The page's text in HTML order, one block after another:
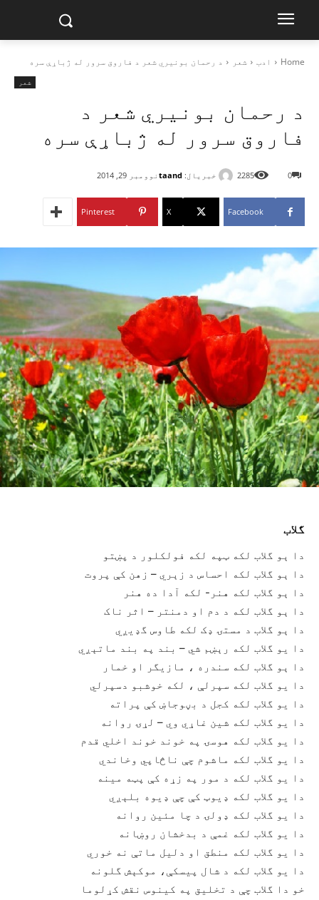
Home ادب شعر د رحمان بونیري شعر د فاروق سرور له ژباړې سره
شعر
د رحمان بونیري شعر د
فاروق سرور له ژباړې سره
خبریال: taand نوومبر 29, 2014 0
2285
Facebook
X
Pinterest
گلاب
دا ېو گلاب لکه ټپه لکه فولکلور د پښتو
دا ېو گلاب لکه احساس د زېري – زهن کې پروت
دا ېو گلاب لکه هنر- لکه آدا ده هنر
دا ېو گلاب لکه د دم او دمنتر – اثر ناک
دا ېو گلاب د مستۍ ډک لکه طاوس گډیږي
دا یو گلاب لکه رېښم شي – بند په بند ماتېږي
دا ېو گلاب لکه سندره ، مازيگر او خمار
دا یو گلاب لکه سپرلې ، لکه خوشبو دسپرلي
دا یو گلاب لکه کجل د بڼوجاښ کې پراته
دا یو گلاب لکه شين غاړي وي – لړۍ روانه
دا یو گلاب لکه هوسۍ په خوند خوند اخلي قدم
دا یو گلاب لکه ماشوم چې ناڅاپي وخاندي
دا یو گلاب لکه د مور په زړه کې پټه مينه
دا یو گلاب لکه ډیوټ کې چې ډیوه بلېږي
دا یو گلاب لکه ډولۍ د چا مئین روانه
دا یو گلاب لکه غمې د بدخشان روښانه
دا یو گلاب لکه منطق او دليل ماتې نه خوري
دا یو گلاب لکه د شال پيسکې، موکېش گلونه
خو دا گلاب چې د تخليق په کینوس نقش کړلوما